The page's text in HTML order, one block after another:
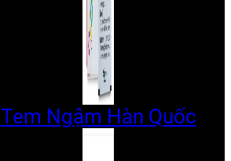
Tem Ngậm Hàn Quốc